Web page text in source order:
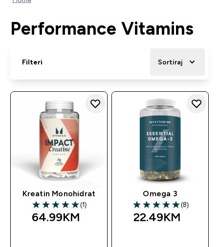
Performance Vitamins
Filteri Sortiraj
Kreatin Monohidrat
5 out of 5 stars
(1)
64.99KM‎
Omega 3
5 out of 5 stars
(8)
22.49KM‎